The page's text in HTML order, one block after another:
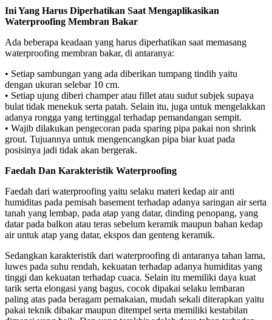
Ini Yang Harus Diperhatikan Saat Mengaplikasikan
Waterproofing Membran Bakar
Ada beberapa keadaan yang harus diperhatikan saat memasang
waterproofing membran bakar, di antaranya:
• Setiap sambungan yang ada diberikan tumpang tindih yaitu
dengan ukuran selebar 10 cm.
• Setiap ujung diberi champer atau fillet atau sudut subjek supaya
bulat tidak menekuk serta patah. Selain itu, juga untuk mengelakkan
adanya rongga yang tertinggal terhadap pemandangan sempit.
• Wajib dilakukan pengecoran pada sparing pipa pakai non shrink
grout. Tujuannya untuk mengencangkan pipa biar kuat pada
posisinya jadi tidak akan bergerak.
Faedah Dan Karakteristik Waterproofing
Faedah dari waterproofing yaitu selaku materi kedap air anti
humiditas pada pemisah basement terhadap adanya saringan air serta
tanah yang lembap, pada atap yang datar, dinding penopang, yang
datar pada balkon atau teras sebelum keramik maupun bahan kedap
air untuk atap yang datar, ekspos dan genteng keramik.
Sedangkan karakteristik dari waterproofing di antaranya tahan lama,
luwes pada suhu rendah, kekuatan terhadap adanya humiditas yang
tinggi dan kekuatan terhadap cuaca. Selain itu memiliki daya kuat
tarik serta elongasi yang bagus, cocok dipakai selaku lembaran
paling atas pada beragam pemakaian, mudah sekali diterapkan yaitu
pakai teknik dibakar maupun ditempel serta memiliki kestabilan